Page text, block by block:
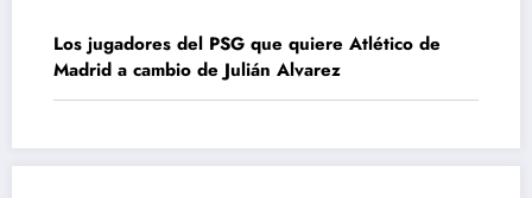
Los jugadores del PSG que quiere Atlético de
Madrid a cambio de Julián Alvarez